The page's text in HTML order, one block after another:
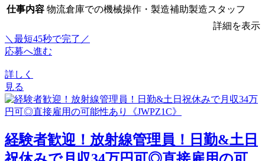
仕事内容 物流倉庫での機械操作・製造補助製造スタッフ
詳細を表示
＼最短45秒で完了／
応募へ進む
詳しく
見る
経験者歓迎！放射線管理員！日勤&土日